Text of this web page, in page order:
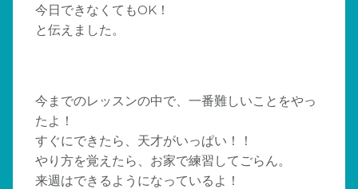
今日できなくてもOK！
と伝えました。
今までのレッスンの中で、一番難しいことをやっ
たよ！
すぐにできたら、天才がいっぱい！！
やり方を覚えたら、お家で練習してごらん。
来週はできるようになっているよ！